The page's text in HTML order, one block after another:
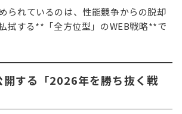
られているのは、性能競争からの脱却
拭する**「全方位型」のWEB戦略**で
開する「2026年を勝ち抜く戦